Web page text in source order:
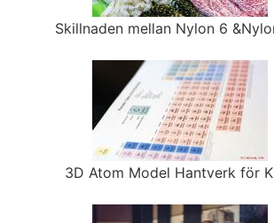
Skillnaden mellan Nylon 6
3D Atom Model Hantverk för